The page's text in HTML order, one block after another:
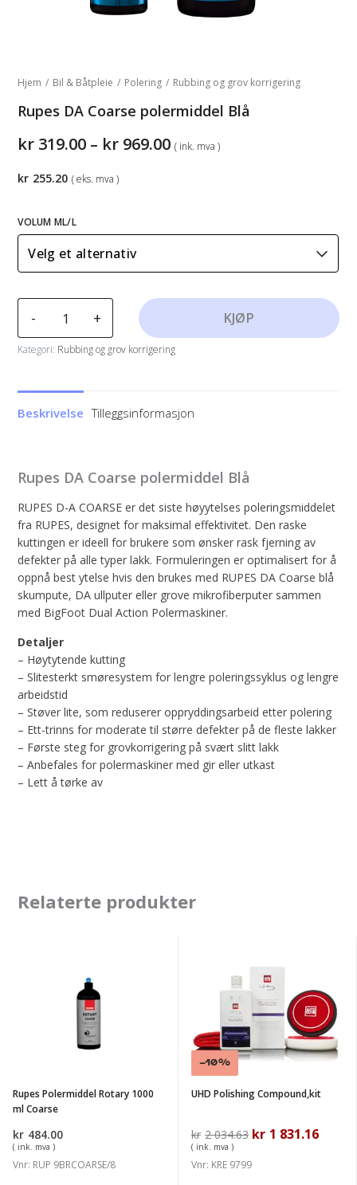
Hjem / Bil & Båtpleie / Polering / Rubbing og grov korrigering
Rupes DA Coarse polermiddel Blå
kr 319.00 – kr 969.00Prisområde:
kr319.00
( ink. mva )
VOLUM ML/L
-
Coarse
Blå
antall
+ KJØP
Kategori: Rubbing og grov korrigering
kr 255.20 ( eks. mva )
Beskrivelse Tilleggsinformasjon
Rupes DA Coarse polermiddel Blå
RUPES D-A COARSE er det siste høyytelses poleringsmiddelet
fra RUPES, designet for maksimal effektivitet. Den raske
kuttingen er ideell for brukere som ønsker rask fjerning av
defekter på alle typer lakk. Formuleringen er optimalisert for å
oppnå best ytelse hvis den brukes med RUPES DA Coarse blå
skumpute, DA ullputer eller grove mikrofiberputer sammen
med BigFoot Dual Action Polermaskiner.
Detaljer
– Høytytende kutting
– Slitesterkt smøresystem for lengre poleringssyklus og lengre
arbeidstid
– Støver lite, som reduserer oppryddingsarbeid etter polering
– Ett-trinns for moderate til større defekter på de fleste lakker
– Første steg for grovkorrigering på svært slitt lakk
– Anbefales for polermaskiner med gir eller utkast
– Lett å tørke av
Relaterte produkter
Rupes Polermiddel Rotary 1000
ml Coarse
kr 484.00
( ink. mva )
Vnr: RUP 9BRCOARSE/8
Salg!
Polishing
Compound,kit
-10%
UHD Polishing Compound,kit
kr 2 034.63 Opprinnelig
var:
kr 1 831.16
( ink. mva )
Vnr: KRE 9799